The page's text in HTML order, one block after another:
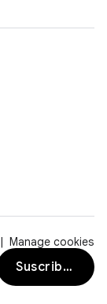
Manage cookies
Suscribirse